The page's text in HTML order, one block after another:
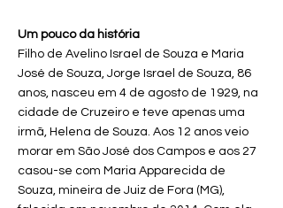
Um pouco da história
Filho de Avelino Israel de Souza e Maria
José de Souza, Jorge Israel de Souza, 86
anos, nasceu em 4 de agosto de 1929, na
cidade de Cruzeiro e teve apenas uma
irmã, Helena de Souza. Aos 12 anos veio
morar em São José dos Campos e aos 27
casou-se com Maria Apparecida de
Souza, mineira de Juiz de Fora (MG),